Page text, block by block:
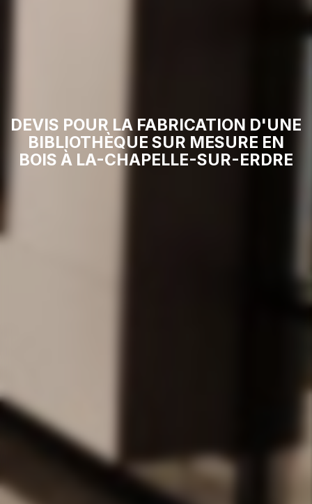
DEVIS POUR LA FABRICATION D'UNE
BIBLIOTHÈQUE SUR MESURE EN
BOIS À LA-CHAPELLE-SUR-ERDRE